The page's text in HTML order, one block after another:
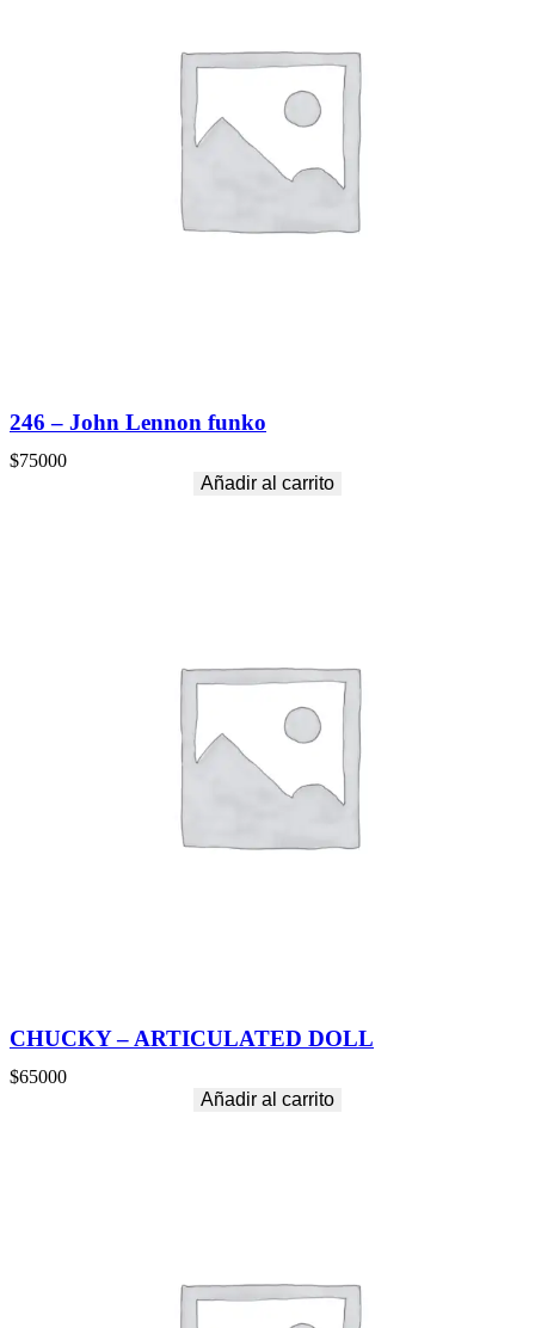
246 – John Lennon funko
$75000
Añadir al carrito
CHUCKY – ARTICULATED DOLL
$65000
Añadir al carrito